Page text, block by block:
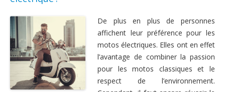
De plus en plus de personnes
affichent leur préférence pour les
motos électriques. Elles ont en effet
l’avantage de combiner la passion
pour les motos classiques et le
respect de l’environnement.